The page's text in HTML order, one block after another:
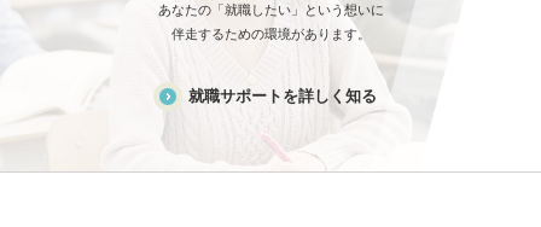
あなたの「就職したい」という想いに
伴走するための環境があります。
就職サポートを詳しく知る